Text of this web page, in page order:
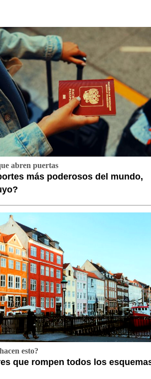
abren puertas
más poderosos del mundo,
esto?
que rompen todos los